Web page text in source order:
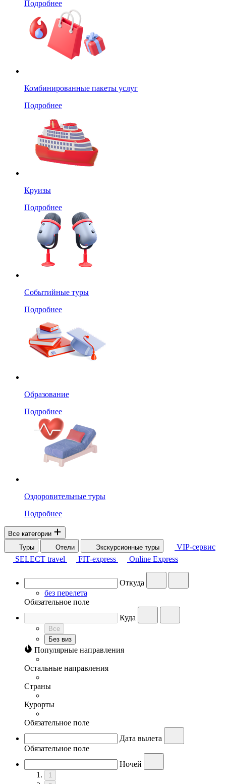
Подробнее
Комбинированные пакеты услуг
Подробнее
Круизы
Подробнее
Событийные туры
Подробнее
Образование
Подробнее
Оздоровительные туры
Подробнее
Все категории
Туры
Отели Экскурсионные туры
VIP-сервис
SELECT travel
FIT-express Online Express
Откуда
без перелета
Обязательное поле
Куда
Все
Без виз
Популярные направления
Остальные направления
Страны
Курорты
Обязательное поле
Дата вылета
Обязательное поле
Ночей
1